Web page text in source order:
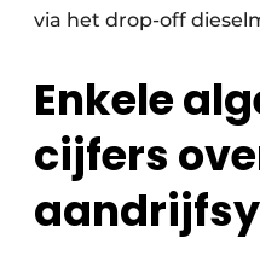
via het drop-off
Enkele
cijfers